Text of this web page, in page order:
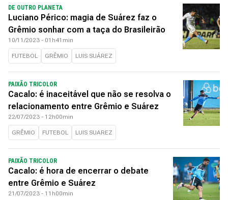
DE OUTRO PLANETA
Luciano Périco: magia de Suárez faz o
Grêmio sonhar com a taça do Brasileirão
10/11/2023 - 01h41min
FUTEBOL GRÊMIO LUIS SUÁREZ
PAIXÃO TRICOLOR
Cacalo: é inaceitável que não se resolva o
relacionamento entre Grêmio e Suárez
22/07/2023 - 12h00min
GRÊMIO FUTEBOL LUIS SUAREZ
PAIXÃO TRICOLOR
Cacalo: é hora de encerrar o debate
entre Grêmio e Suárez
21/07/2023 - 11h00min